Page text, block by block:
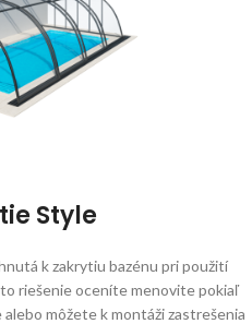
Style
k zakrytiu bazénu pri použití
riešenie oceníte menovite pokiaľ
môžete k montáži zastrešenia